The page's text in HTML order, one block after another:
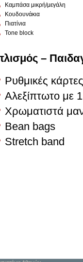
Καμπάσα μικρή/μεγάλη
Κουδουνάκια
Πιατίνια
Tone block
–
Ρυθμικές
Αλεξίπτωτο με
Χρωματιστά
Bean bags
Stretch band